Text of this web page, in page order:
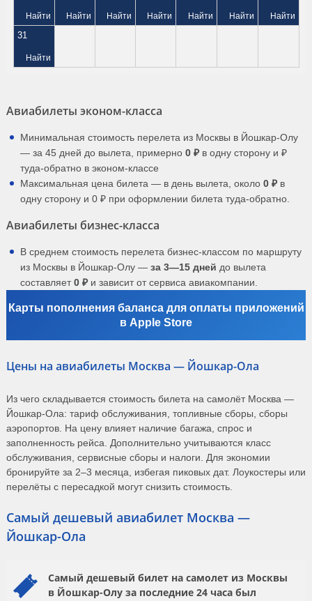
Найти Найти Найти Найти Найти Найти Найти
31
Найти
Авиабилеты эконом-класса
Минимальная стоимость перелета из Москвы в Йошкар-Олу
— за 45 дней до вылета, примерно 0 ₽ в одну сторону и ₽
туда-обратно в эконом-классе
Максимальная цена билета — в день вылета, около 0 ₽ в
одну сторону и 0 ₽ при оформлении билета туда-обратно.
Авиабилеты бизнес-класса
В среднем стоимость перелета бизнес-классом по маршруту
из Москвы в Йошкар-Олу — за 3—15 дней до вылета
составляет0 ₽ и зависит от сервиса авиакомпании.
Карты пополнения баланса для оплаты приложений
в Apple Store
Цены на авиабилеты Москва — Йошкар-Ола
Из чего складывается стоимость билета на самолёт Москва —
Йошкар-Ола: тариф обслуживания, топливные сборы, сборы
аэропортов. На цену влияет наличие багажа, спрос и
заполненность рейса. Дополнительно учитываются класс
обслуживания, сервисные сборы и налоги. Для экономии
бронируйте за 2–3 месяца, избегая пиковых дат. Лоукостеры или
перелёты с пересадкой могут снизить стоимость.
Самый дешевый авиабилет Москва —
Йошкар-Ола
Самый дешевый билет на самолет из Москвы
в Йошкар-Олу за последние 24 часа был